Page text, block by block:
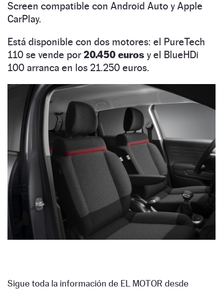
Screen compatible con Android Auto y Apple
CarPlay.
Está disponible con dos motores: el PureTech
110 se vende por 20.450 euros y el BlueHDi
100 arranca en los 21.250 euros.
Sigue toda la información de EL MOTOR desde